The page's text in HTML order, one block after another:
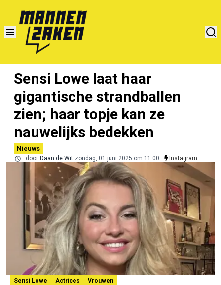
Sensi Lowe laat haar
gigantische strandballen
zien; haar topje kan ze
nauwelijks bedekken
Nieuws
door Daan de Wit zondag, 01 juni 2025 om 11:00 Instagram
Sensi Lowe Actrices Vrouwen